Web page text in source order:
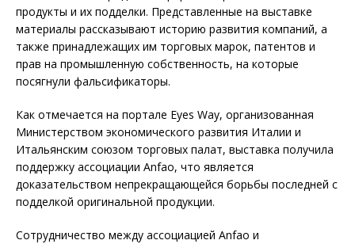
продукты и их подделки. Представленные на выставке
материалы рассказывают историю развития компаний, а
также принадлежащих им торговых марок, патентов и
прав на промышленную собственность, на которые
посягнули фальсификаторы.
Как отмечается на портале Eyes Way, oрганизованная
Министерством экономического развития Италии и
Итальянским союзом торговых палат, выставка получила
поддержку ассоциации Anfao, что является
доказательством непрекращающейся борьбы последней с
подделкой оригинальной продукции.
Сотрудничество между ассоциацией Anfao и